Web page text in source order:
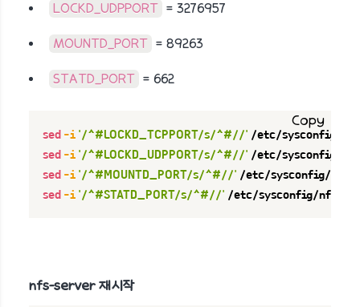
LOCKD_UDPPORT = 3276957
MOUNTD_PORT = 89263
STATD_PORT = 662
sed -i '/^#LOCKD_TCPPORT/s/^#//'
sed -i '/^#LOCKD_UDPPORT/s/^#//'
sed -i '/^#MOUNTD_PORT/s/^#//'
sed -i '/^#STATD_PORT/s/^#//' /etc/sysconfig/nfs
Copy
nfs-server 재시작